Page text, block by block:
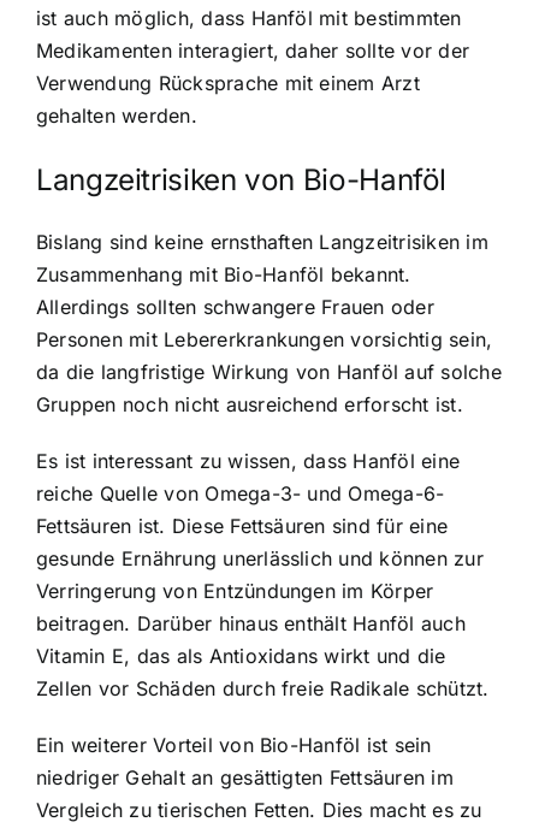
ist auch möglich, dass Hanföl mit bestimmten
Medikamenten interagiert, daher sollte vor der
Verwendung Rücksprache mit einem Arzt
gehalten werden.
Langzeitrisiken von Bio-Hanföl
Bislang sind keine ernsthaften Langzeitrisiken im
Zusammenhang mit Bio-Hanföl bekannt.
Allerdings sollten schwangere Frauen oder
Personen mit Lebererkrankungen vorsichtig sein,
da die langfristige Wirkung von Hanföl auf solche
Gruppen noch nicht ausreichend erforscht ist.
Es ist interessant zu wissen, dass Hanföl eine
reiche Quelle von Omega-3- und Omega-6-
Fettsäuren ist. Diese Fettsäuren sind für eine
gesunde Ernährung unerlässlich und können zur
Verringerung von Entzündungen im Körper
beitragen. Darüber hinaus enthält Hanföl auch
Vitamin E, das als Antioxidans wirkt und die
Zellen vor Schäden durch freie Radikale schützt.
Ein weiterer Vorteil von Bio-Hanföl ist sein
niedriger Gehalt an gesättigten Fettsäuren im
Vergleich zu tierischen Fetten. Dies macht es zu